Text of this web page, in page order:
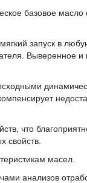
базовое
запуск в
Выверенное
что
свойств.
масел.
анализов